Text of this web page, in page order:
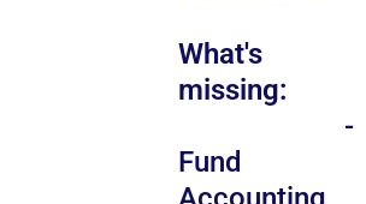
What's
missing:
-
Fund